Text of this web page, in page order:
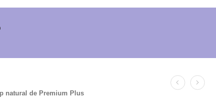
natural de Premium Plus